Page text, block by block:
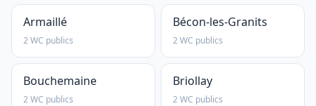
Armaillé
2 WC publics
Bécon-les-Granits
2 WC publics
Bouchemaine
2 WC publics
Briollay
2 WC publics